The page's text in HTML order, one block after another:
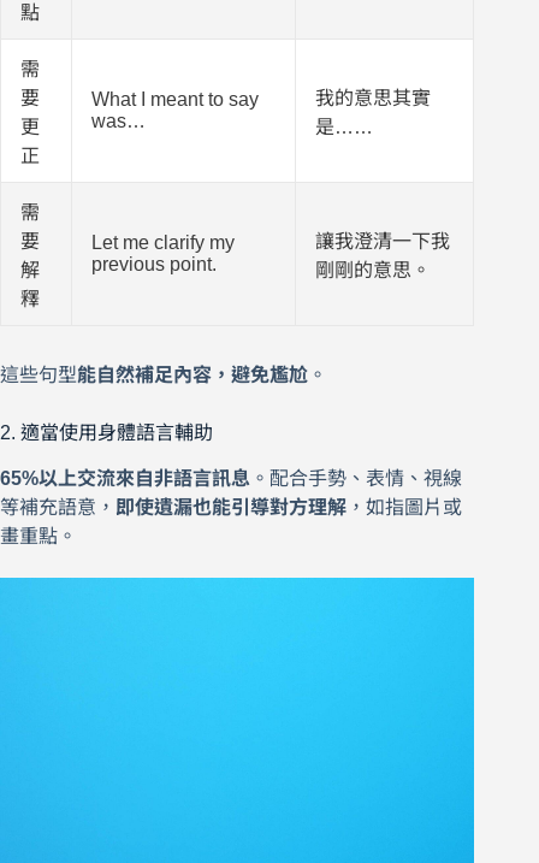
點
需
要
更
正
What I meant to say
was…
我的意思其實
是……
需
要
解
釋
Let me clarify my
previous point.
讓我澄清一下我
剛剛的意思。
這些句型能自然補足內容，避免尷尬 。
2. 適當使用身體語言輔助
65%以上交流來自非語言訊息 。配合手勢、表情、視線
等補充語意， 即使遺漏也能引導對方理解 ，如指圖片或
畫重點。